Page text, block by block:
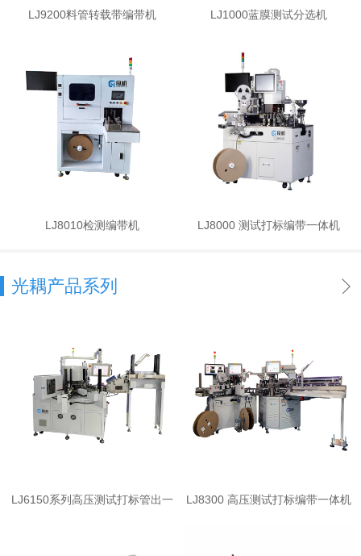
LJ9200料管转载带编带机 LJ1000蓝膜测试分选机
LJ8010检测编带机 LJ8000 测试打标编带一体机
光耦产品系列
LJ6150系列高压测试打标管出一 LJ8300 高压测试打标编带一体机